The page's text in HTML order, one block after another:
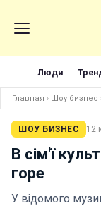
Люди
Главная › Шоу бизнес
ШОУ БИЗНЕС 12
В сім'ї
горе
У відомого